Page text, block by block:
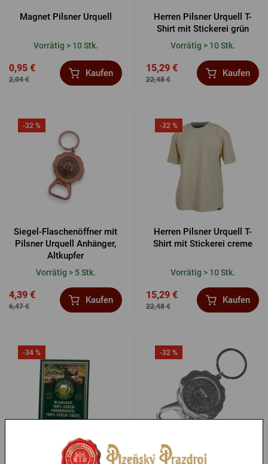
Magnet Pilsner Urquell
Vorrätig > 10 Stk.
2,04 €
0,95 € Kaufen
Herren Pilsner Urquell T-
Shirt mit Stickerei grün
Vorrätig > 10 Stk.
22,48 €
15,29 € Kaufen
-32 %
Siegel-Flaschenöffner mit
Pilsner Urquell Anhänger,
Altkupfer
Vorrätig > 5 Stk.
6,47 €
4,39 € Kaufen
-32 %
Herren Pilsner Urquell T-
Shirt mit Stickerei creme
Vorrätig > 10 Stk.
22,48 €
15,29 € Kaufen
-34 %
Hladinka Pin - rund
-32 %
Flaschenöffner mit